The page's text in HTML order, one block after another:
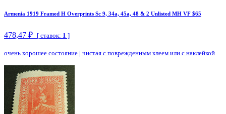
Armenia 1919 Framed H Overprints Sc 9, 34a, 45a, 48 & 2 Unlisted MH VF $65
478,47 ₽ [ ставок: 1 ]
очень хорошее состояние | чистая с поврежденным клеем или с наклейкой